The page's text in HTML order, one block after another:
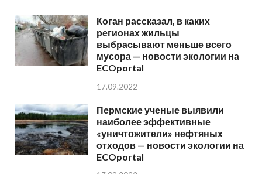
Коган рассказал, в каких
регионах жильцы
выбрасывают меньше всего
мусора — новости экологии на
ECOportal
17.09.2022
Пермские ученые выявили
наиболее эффективные
«уничтожители» нефтяных
отходов — новости экологии на
ECOportal